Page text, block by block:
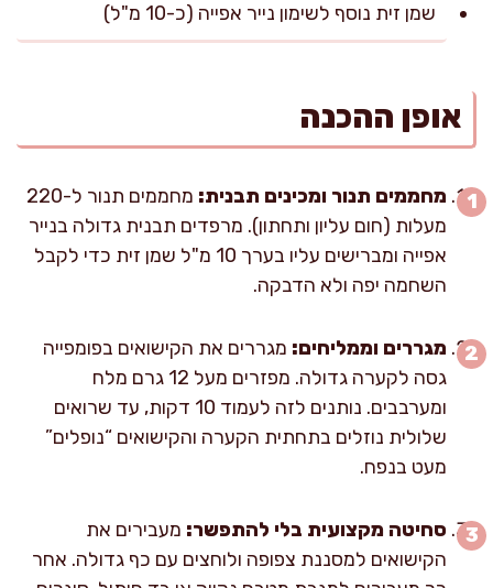
שמן זית נוסף לשימון נייר אפייה (כ-10 מ"ל)
אופן ההכנה
מחממים תנור ומכינים תבנית:
מחממים תנור ל-220
מעלות (חום עליון ותחתון). מרפדים תבנית גדולה בנייר
אפייה ומברישים עליו בערך 10 מ"ל שמן זית כדי לקבל
השחמה יפה ולא הדבקה.
מגררים וממליחים: מגררים את הקישואים בפומפייה
גסה לקערה גדולה. מפזרים מעל 12 גרם מלח
ומערבבים. נותנים לזה לעמוד 10 דקות, עד שרואים
שלולית נוזלים בתחתית הקערה והקישואים “נופלים”
מעט בנפח.
סחיטה מקצועית בלי להתפשר: מעבירים את
הקישואים למסננת צפופה ולוחצים עם כף גדולה. אחר